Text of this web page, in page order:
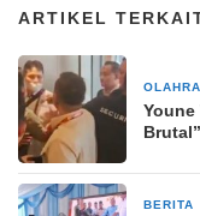
ARTIKEL
Youne
BERITA